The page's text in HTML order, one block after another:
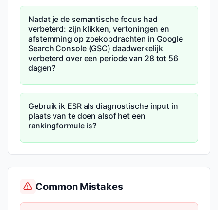
Nadat je de semantische focus had
verbeterd: zijn klikken, vertoningen en
afstemming op zoekopdrachten in Google
Search Console (GSC) daadwerkelijk
verbeterd over een periode van 28 tot 56
dagen?
Gebruik ik ESR als diagnostische input in
plaats van te doen alsof het een
rankingformule is?
Common Mistakes